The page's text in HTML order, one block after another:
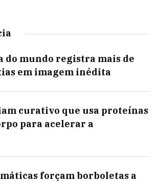
do mundo registra mais de
em imagem inédita
curativo que usa proteínas
para acelerar a
forçam borboletas a